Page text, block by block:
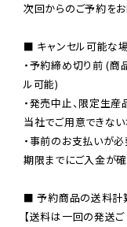
次回からのご予約をお
■ キャンセル可能な
・予約締め切り前 (
ル可能)
・発売中止、限定生
当社でご用意できない
・事前のお支払いが
期限までにご入金が
■ 予約商品の送料計
【送料は一回の発送